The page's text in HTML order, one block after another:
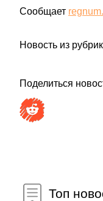
Сообщает
Новость из
Поделиться
Топ